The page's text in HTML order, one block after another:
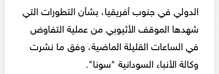
الدولي في جنوب أفريقيا، بشأن التطورات التي
شهدها الموقف الأثيوبي من عملية التفاوض
في الساعات القليلة الماضية، وفق ما نشرت
وكالة الأنباء السودانية "سونا".